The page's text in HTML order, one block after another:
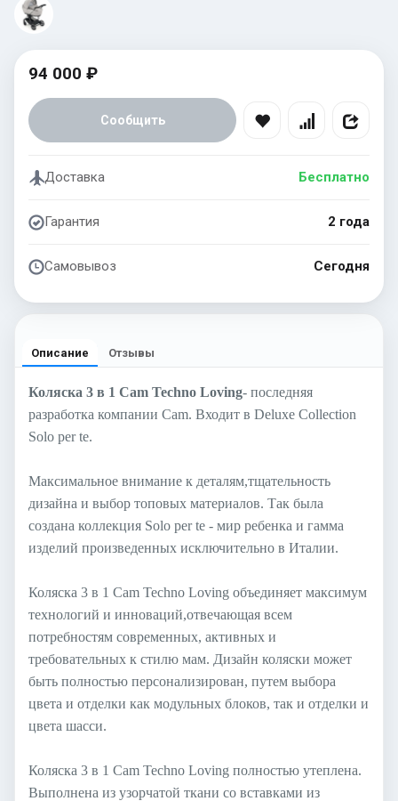
94 000 ₽
Сообщить
Доставка Бесплатно
Гарантия 2 года
Самовывоз Сегодня
Описание Отзывы
Коляска 3 в 1 Cam Techno Loving- последняя
разработка компании Cam. Входит в Deluxe Collection
Solo per te.
Максимальное внимание к деталям,тщательность
дизайна и выбор топовых материалов. Так была
создана коллекция Solo per te - мир ребенка и гамма
изделий произведенных исключительно в Италии.
Коляска 3 в 1 Cam Techno Loving объединяет максимум
технологий и инноваций,отвечающая всем
потребностям современных, активных и
требовательных к стилю мам. Дизайн коляски может
быть полностью персонализирован, путем выбора
цвета и отделки как модульных блоков, так и отделки и
цвета шасси.
Коляска 3 в 1 Cam Techno Loving полностью утеплена.
Выполнена из узорчатой ткани со вставками из